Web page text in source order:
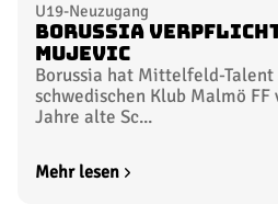
U19-Neuzugang
Borussia
Mujevic
Borussia hat Mittelfeld-Talent
schwedischen Klub Malmö
Jahre alte Sc...
Mehr lesen